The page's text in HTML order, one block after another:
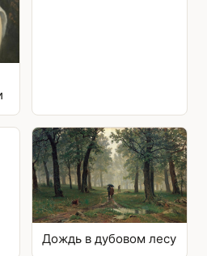
Дождь в дубовом лесу